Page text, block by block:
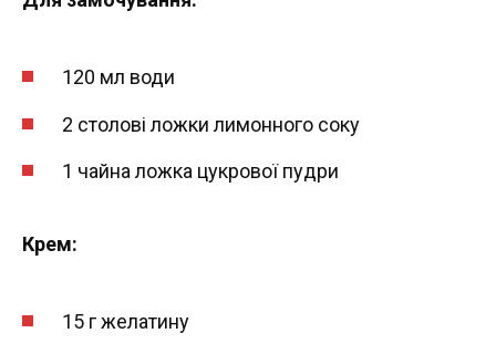
120 мл води
2 столові ложки лимонного соку
1 чайна ложка цукрової пудри
Крем:
15 г желатину